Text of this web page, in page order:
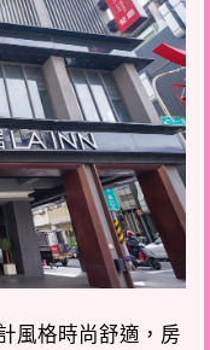
風格時尚舒適，房